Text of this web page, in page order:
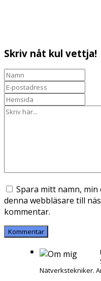
Skriv nåt kul vettja!
Spara mitt namn,
denna webbläsare till
kommentar.
Nätverkstekniker.